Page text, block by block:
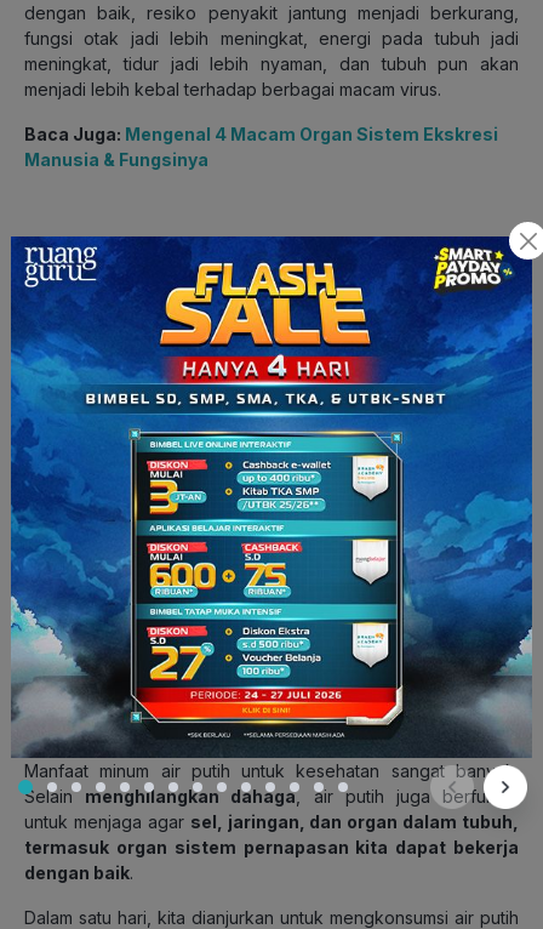
dengan baik, resiko penyakit jantung menjadi berkurang,
fungsi otak jadi lebih meningkat, energi pada tubuh jadi
meningkat, tidur jadi lebih nyaman, dan tubuh pun akan
menjadi lebih kebal terhadap berbagai macam virus.
Baca Juga: Mengenal 4 Macam Organ Sistem Ekskresi
Manusia & Fungsinya
5. Mengkonsumsi Makanan Bergizi
Selain berolahraga, tubuh juga membutuhkan asupan
makanan yang sehat dan bergizi.
Makanan-makanan yang
mengandung antioksidan sangat bagus untuk menjaga
serta memperbaiki organ pernapasan kita .
Nah beberapa makanan yang mengandung antioksidan dan
vitamin yang bagus untuk kesehatan paru-paru adalah
dan buah
. Buah-buahan yang bagus untuk kamu konsumsi
dan cocok untuk menjaga kesehatan organ pernapasan, di
antaranya anggur, mangga, strawberry, dan tomat. Selain
buah, kentang, yoghurt, dan brokoli juga bagus lho
6. Banyak Minum Air Putih
Kamu tahu kan kalau tubuh kita ini persentase terbanyaknya
adalah cairan. Oleh karena itu, kita harus memenuhi asupan
air supaya nggak dehidrasi.
Manfaat minum air putih untuk kesehatan sangat banyak.
Selain menghilangkan dahaga, air putih juga berfungsi
untuk menjaga agar sel, jaringan, dan organ dalam tubuh,
termasuk organ sistem pernapasan kita dapat bekerja
dengan baik.
Dalam satu hari, kita dianjurkan untuk mengkonsumsi air putih